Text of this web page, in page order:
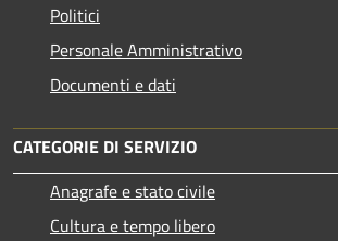
Politici
Personale Amministrativo
Documenti e dati
CATEGORIE DI SERVIZIO
Anagrafe e stato civile
Cultura e tempo libero